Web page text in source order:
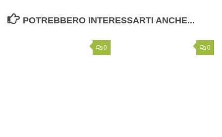
POTREBBERO INTERESSARTI ANCHE...
0 0